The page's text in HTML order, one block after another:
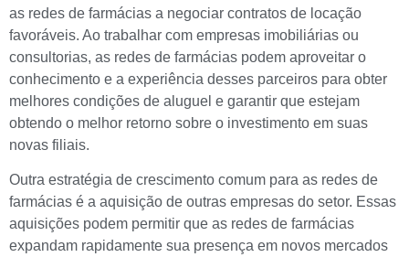
as redes de farmácias a negociar contratos de locação
favoráveis. Ao trabalhar com empresas imobiliárias ou
consultorias, as redes de farmácias podem aproveitar o
conhecimento e a experiência desses parceiros para obter
melhores condições de aluguel e garantir que estejam
obtendo o melhor retorno sobre o investimento em suas
novas filiais.
Outra estratégia de crescimento comum para as redes de
farmácias é a aquisição de outras empresas do setor. Essas
aquisições podem permitir que as redes de farmácias
expandam rapidamente sua presença em novos mercados